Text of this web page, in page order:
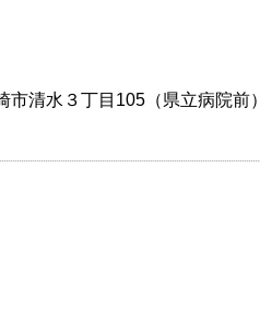
清水３丁目105（県立病院前）